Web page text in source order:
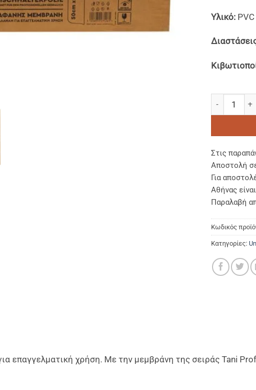
Υλικό: PVC
Στις
Αποστολή
Για
Αθήνας
Παραλαβή
Κωδικός
Κατηγορίες:
επαγγελματική χρήση. Με την μεμβράνη της σειράς Tani